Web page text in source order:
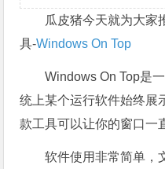
瓜皮猪今天就为大家
具-Windows On Top
Windows On Top是
统上某个运行软件始终展
款工具可以让你的窗口一
软件使用非常简单，